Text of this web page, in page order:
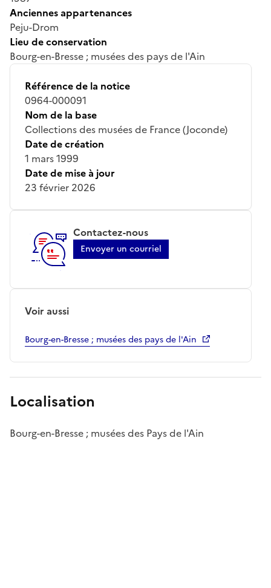
Anciennes appartenances
Peju-Drom
Lieu de conservation
Bourg-en-Bresse ; musées des pays de l'Ain
Référence de la notice
0964-000091
Nom de la base
Collections des musées de France (Joconde)
Date de création
1 mars 1999
Date de mise à jour
23 février 2026
Contactez-nous
Envoyer un courriel
Voir aussi
Bourg-en-Bresse ; musées des pays de l'Ain
Localisation
Bourg-en-Bresse ; musées des Pays de l'Ain